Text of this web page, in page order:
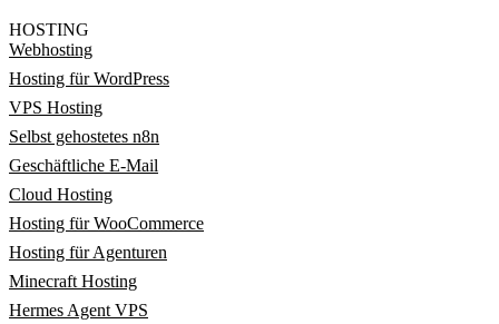
HOSTING
Webhosting
Hosting für WordPress
VPS Hosting
Selbst gehostetes n8n
Geschäftliche E-Mail
Cloud Hosting
Hosting für WooCommerce
Hosting für Agenturen
Minecraft Hosting
Hermes Agent VPS